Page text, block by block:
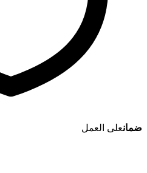
ضمانعلى العمل